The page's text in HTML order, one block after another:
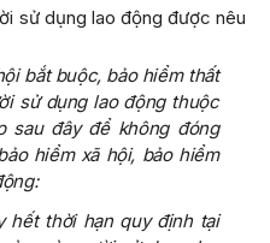
sử dụng lao động được nêu
bắt buộc, bảo hiểm thất
sử dụng lao động thuộc
sau đây để không đóng
hiểm xã hội, bảo hiểm
hết thời hạn quy định tại